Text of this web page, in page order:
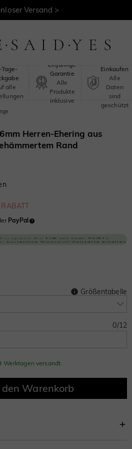
Versand >
Tage-
alle
Einjährige
Garantie
Alle
Produkte
inklusive
Einkaufen
Alle
Daten
sind
geschützt
Herren-Ehering aus
Rand
PayPal
Größentabelle
0/12
versandt.
den Warenkorb